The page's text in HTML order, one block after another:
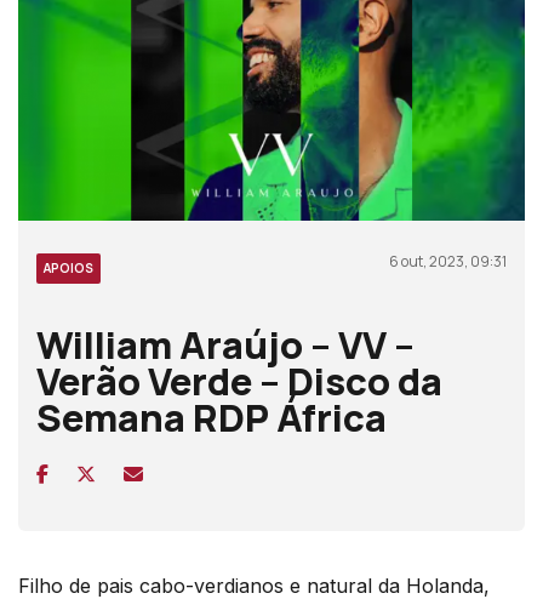
APOIOS 6 out, 2023, 09:31
William Araújo – VV –
Verão Verde – Disco da
Semana RDP África
Filho de pais cabo-verdianos e natural da Holanda,